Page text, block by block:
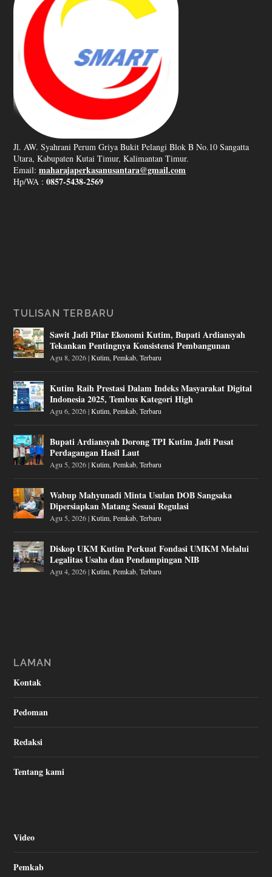
Jl. AW. Syahrani Perum Griya Bukit Pelangi Blok B No.10 Sangatta
Utara, Kabupaten Kutai Timur, Kalimantan Timur.
Email:maharajaperkasanusantara@gmail.com
Hp/WA :0857-5438-2569
TULISAN TERBARU
Sawit Jadi Pilar Ekonomi Kutim, Bupati Ardiansyah
Tekankan Pentingnya Konsistensi Pembangunan
Agu 8, 2026|Kutim,Pemkab,Terbaru
Kutim Raih Prestasi Dalam Indeks Masyarakat Digital
Indonesia 2025, Tembus Kategori High
Agu 6, 2026|Kutim,Pemkab,Terbaru
Bupati Ardiansyah Dorong TPI Kutim Jadi Pusat
Perdagangan Hasil Laut
Agu 5, 2026|Kutim,Pemkab,Terbaru
Wabup Mahyunadi Minta Usulan DOB Sangsaka
Dipersiapkan Matang Sesuai Regulasi
Agu 5, 2026|Kutim,Pemkab,Terbaru
Diskop UKM Kutim Perkuat Fondasi UMKM Melalui
Legalitas Usaha dan Pendampingan NIB
Agu 4, 2026|Kutim,Pemkab,Terbaru
LAMAN
Kontak
Pedoman
Redaksi
Tentang kami
Video
Pemkab